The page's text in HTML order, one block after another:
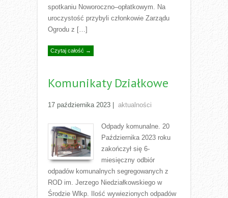
spotkaniu Noworoczno–opłatkowym. Na
uroczystość przybyli członkowie Zarządu
Ogrodu z […]
Czytaj całość →
Komunikaty Działkowe
17 października 2023 aktualności
Odpady komunalne. 20
Października 2023 roku
zakończył się 6-
miesięczny odbiór
odpadów komunalnych segregowanych z
ROD im. Jerzego Niedziałkowskiego w
Środzie Wlkp. Ilość wywiezionych odpadów